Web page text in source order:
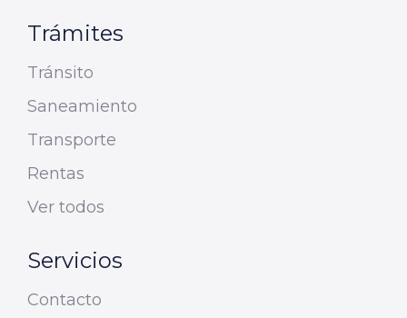
Trámites
Tránsito
Saneamiento
Transporte
Rentas
Ver todos
Servicios
Contacto